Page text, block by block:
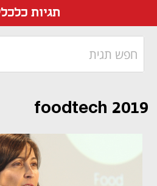
תגיות
foodtech 2019